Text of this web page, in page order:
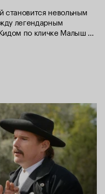
становится невольным
легендарным
по кличке Малыш